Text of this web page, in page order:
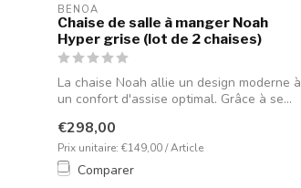
BENOA
Chaise de salle à manger Noah
Hyper grise (lot de 2 chaises)
La chaise Noah allie un design moderne à
un confort d'assise optimal. Grâce à se...
€298,00
Prix unitaire: €149,00 / Article
Comparer